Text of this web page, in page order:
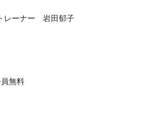
レーナー 岩田郁子
無料